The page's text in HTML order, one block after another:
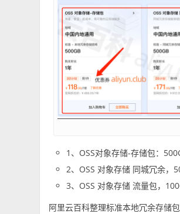
1、OSS对象存储-存储包：
2、OSS 对象存储 同城冗余，
3、OSS 对象存储 流量包，
阿里云百科整理标准本地冗余存储